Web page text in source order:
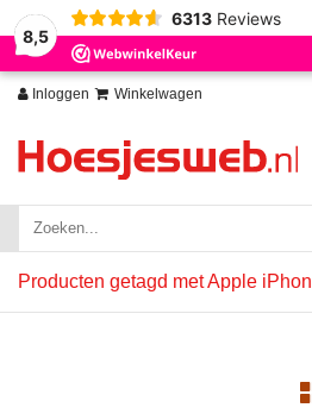
8,5
6313 Reviews
Inloggen Winkelwagen
Producten getagd met Apple
Wij slaan cookies op om onze website te
Nee